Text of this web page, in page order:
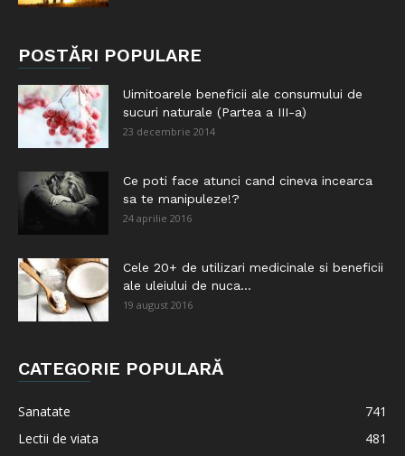
POSTĂRI POPULARE
Uimitoarele beneficii ale consumului de
sucuri naturale (Partea a III-a)
23 decembrie 2014
Ce poti face atunci cand cineva incearca
sa te manipuleze!?
24 aprilie 2016
Cele 20+ de utilizari medicinale si beneficii
ale uleiului de nuca...
19 august 2016
CATEGORIE POPULARĂ
Sanatate
741
Lectii de viata
481